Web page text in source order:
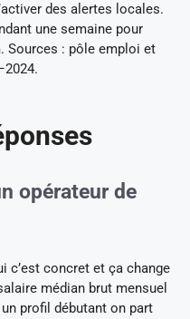
des alertes locales.
une semaine pour
Sources : pôle emploi et
opérateur de
c’est concret et ça change
médian brut mensuel
profil débutant on part